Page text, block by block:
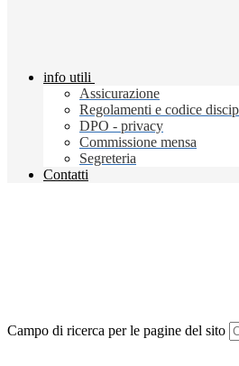
info utili
Assicurazione
Regolamenti e codice
DPO - privacy
Commissione mensa
Segreteria
Contatti
Campo di ricerca per le pagine del sito